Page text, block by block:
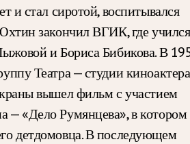
и стал сиротой, воспитывался
закончил ВГИК, где учился
и Бориса Бибикова. В
Театра — студии
вышел фильм с участием
— «Дело Румянцева», в котором
детдомовца. В последующем